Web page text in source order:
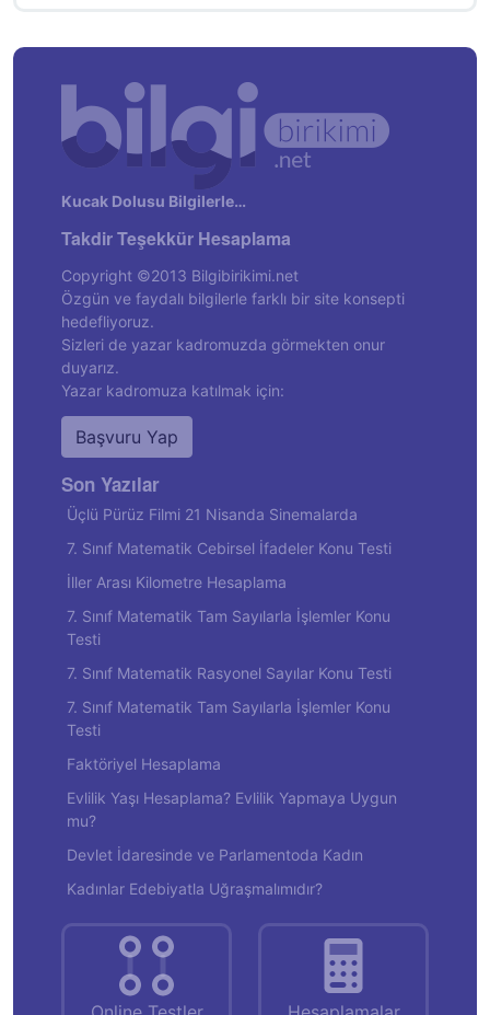
Kucak Dolusu Bilgilerle…
Takdir Teşekkür Hesaplama
Copyright ©2013 Bilgibirikimi.net
Özgün ve faydalı bilgilerle farklı bir site konsepti
hedefliyoruz.
Sizleri de yazar kadromuzda görmekten onur
duyarız.
Yazar kadromuza katılmak için:
Başvuru Yap
Son Yazılar
Üçlü Pürüz Filmi 21 Nisanda Sinemalarda
7. Sınıf Matematik Cebirsel İfadeler Konu Testi
İller Arası Kilometre Hesaplama
7. Sınıf Matematik Tam Sayılarla İşlemler Konu
Testi
7. Sınıf Matematik Rasyonel Sayılar Konu Testi
7. Sınıf Matematik Tam Sayılarla İşlemler Konu
Testi
Faktöriyel Hesaplama
Evlilik Yaşı Hesaplama? Evlilik Yapmaya Uygun
mu?
Devlet İdaresinde ve Parlamentoda Kadın
Kadınlar Edebiyatla Uğraşmalımıdır?